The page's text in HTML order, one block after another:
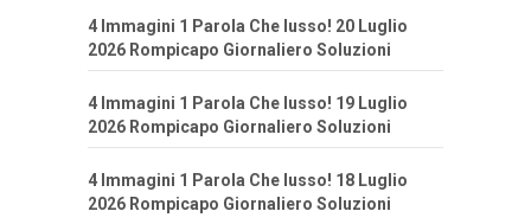
4 Immagini 1 Parola Che lusso! 20 Luglio
2026 Rompicapo Giornaliero Soluzioni
4 Immagini 1 Parola Che lusso! 19 Luglio
2026 Rompicapo Giornaliero Soluzioni
4 Immagini 1 Parola Che lusso! 18 Luglio
2026 Rompicapo Giornaliero Soluzioni